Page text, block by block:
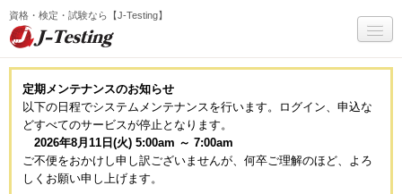
資格・検定・試験なら【J-Testing】
マイページ
試験一覧
受験までの流れ
Q&A
定期メンテナンスのお知らせ
以下の日程でシステムメンテナンスを行います。ログイン、申込な
どすべてのサービスが停止となります。
2026年8月11日(火) 5:00am ～ 7:00am
ご不便をおかけし申し訳ございませんが、何卒ご理解のほど、よろ
しくお願い申し上げます。